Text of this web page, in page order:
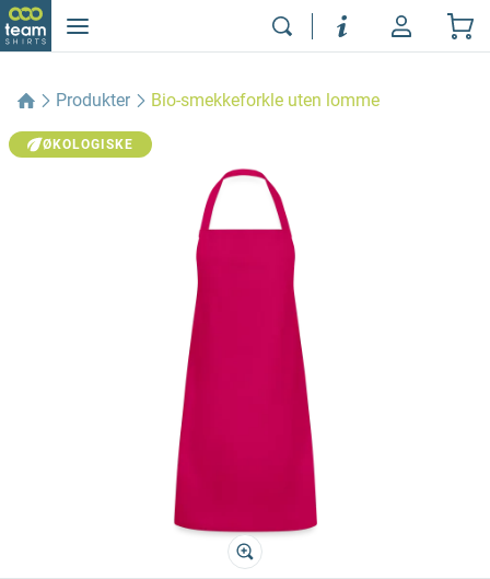
Produkter Bio-smekkeforkle uten lomme
ØKOLOGISKE